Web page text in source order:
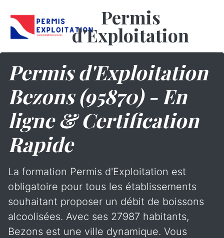
Permis
d'Exploitation
Permis d'Exploitation
Bezons (95870) - En
ligne & Certification
Rapide
La formation Permis d'Exploitation est
obligatoire pour tous les établissements
souhaitant proposer un débit de boissons
alcoolisées. Avec ses 27987 habitants,
Bezons est une ville dynamique. Vous